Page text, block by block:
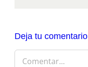
Deja tu comentario
Comentar